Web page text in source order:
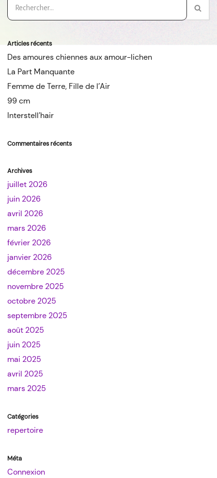
Articles récents
Des amoures chiennes aux amour-lichen
La Part Manquante
Femme de Terre, Fille de l’Air
99 cm
Interstell’hair
Commentaires récents
Archives
juillet 2026
juin 2026
avril 2026
mars 2026
février 2026
janvier 2026
décembre 2025
novembre 2025
octobre 2025
septembre 2025
août 2025
juin 2025
mai 2025
avril 2025
mars 2025
Catégories
repertoire
Méta
Connexion